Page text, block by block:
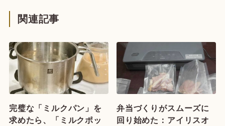
関連記事
完璧な「ミルクパン」を
求めたら、「ミルクポッ
弁当づくりがスムーズに
回り始めた：アイリスオ